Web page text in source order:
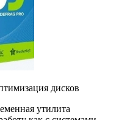
дисков
утилита